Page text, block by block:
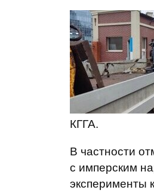
КГГА.
В частности
с имперским
эксперименты